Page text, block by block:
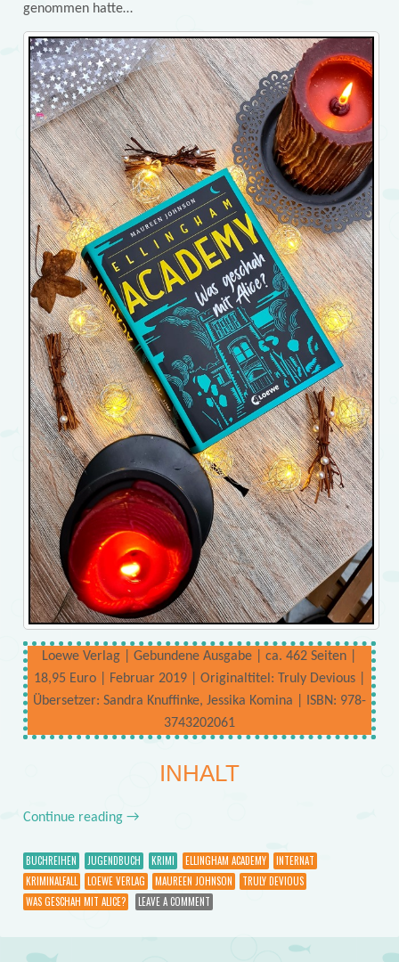
genommen hatte…
Loewe Verlag | Gebundene Ausgabe | ca. 462 Seiten |
18,95 Euro | Februar 2019 | Originaltitel: Truly Devious |
Übersetzer: Sandra Knuffinke, Jessika Komina | ISBN: 978-
3743202061
INHALT
Continue reading →
BUCHREIHEN JUGENDBUCH KRIMI ELLINGHAM ACADEMY
INTERNAT
KRIMINALFALL
LOEWE VERLAG MAUREEN JOHNSON
TRULY DEVIOUS
WAS GESCHAH MIT ALICE?
LEAVE A COMMENT